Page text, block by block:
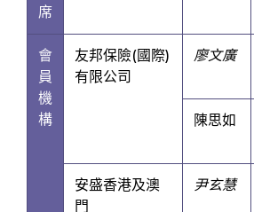
席
會
員
機
構
友邦保險(國際)
有限公司
廖文廣
陳思如
安盛香港及澳
門
尹玄慧